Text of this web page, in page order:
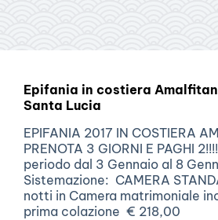
Epifania in costiera
Santa Lucia
EPIFANIA 2017 IN COSTIERA
PRENOTA 3 GIORNI E PAGHI
periodo dal 3 Gennaio al 8
Sistemazione: CAMERA
notti in Camera matrimoniale
prima colazione € 218,00